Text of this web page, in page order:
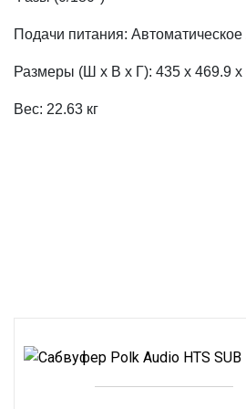
Подачи питания: Автоматическое
Размеры (Ш х В х Г): 435 x 469.9
Вес: 22.63 кг